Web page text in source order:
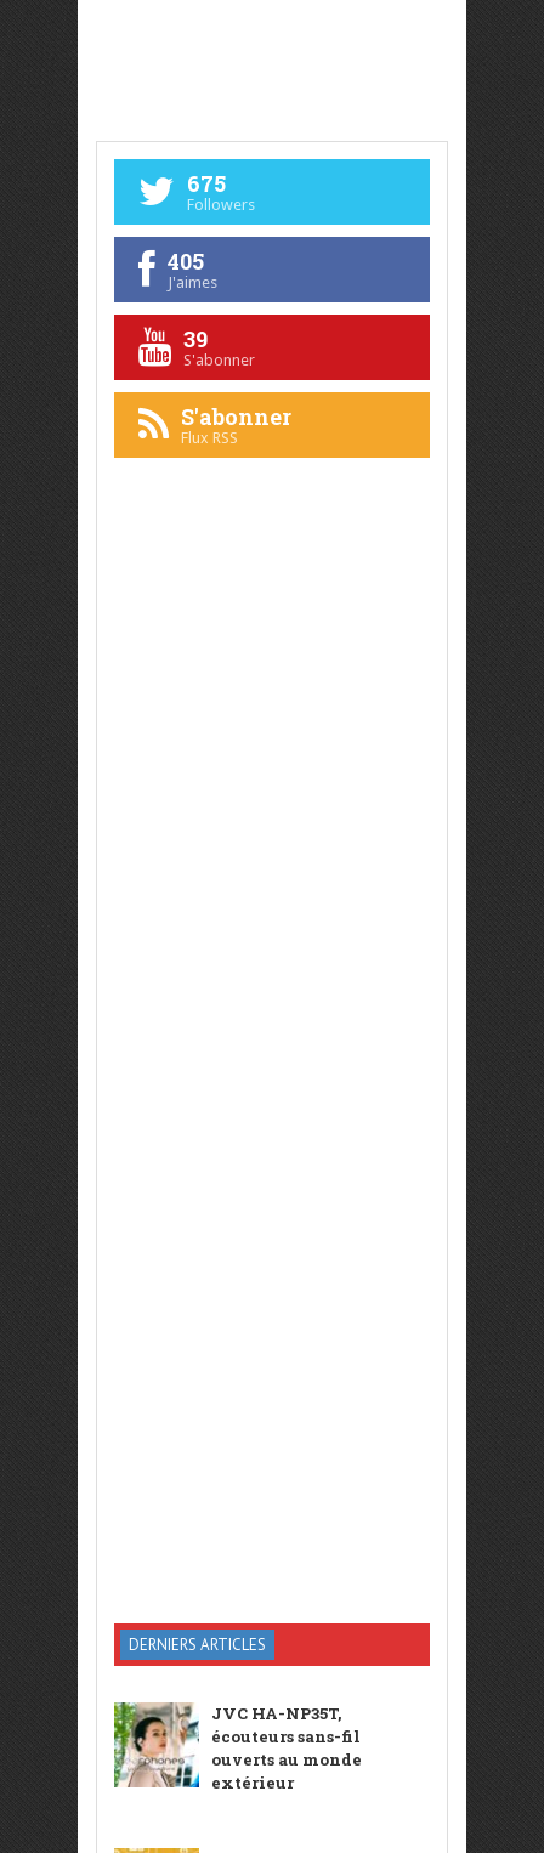
675
Followers
405
J'aimes
39
S'abonner
S'abonner
Flux RSS
DERNIERS ARTICLES
JVC HA-NP35T,
écouteurs sans-fil
ouverts au monde
extérieur